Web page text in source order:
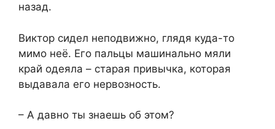
назад.
Виктор сидел неподвижно, глядя куда-то
мимо неё. Его пальцы машинально мяли
край одеяла – старая привычка, которая
выдавала его нервозность.
– А давно ты знаешь об этом?